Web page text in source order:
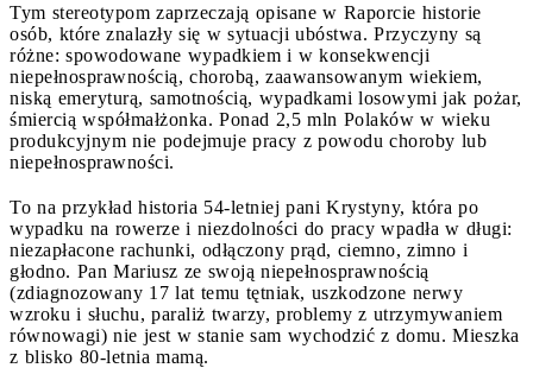
Tym stereotypom zaprzeczają opisane w Raporcie historie
osób, które znalazły się w sytuacji ubóstwa. Przyczyny są
różne: spowodowane wypadkiem i w konsekwencji
niepełnosprawnością, chorobą, zaawansowanym wiekiem,
niską emeryturą, samotnością, wypadkami losowymi jak pożar,
śmiercią współmałżonka. Ponad 2,5 mln Polaków w wieku
produkcyjnym nie podejmuje pracy z powodu choroby lub
niepełnosprawności.
To na przykład historia 54-letniej pani Krystyny, która po
wypadku na rowerze i niezdolności do pracy wpadła w długi:
niezapłacone rachunki, odłączony prąd, ciemno, zimno i
głodno. Pan Mariusz ze swoją niepełnosprawnością
(zdiagnozowany 17 lat temu tętniak, uszkodzone nerwy
wzroku i słuchu, paraliż twarzy, problemy z utrzymywaniem
równowagi) nie jest w stanie sam wychodzić z domu. Mieszka
z blisko 80-letnia mamą.